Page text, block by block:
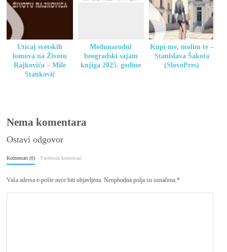
Uticaj svetskih
lomova na Životu
Rajkovića – Mile
Stanković
Međunarodni
beogradski sajam
knjiga 2025. godine
Kupi me, molim te –
Stanislava Šakota
(SlovoPres)
Nema komentara
Ostavi odgovor
Komentari (0) Facebook komentari
Vaša adresa e-pošte neće biti objavljena. Neophodna polja su označena*